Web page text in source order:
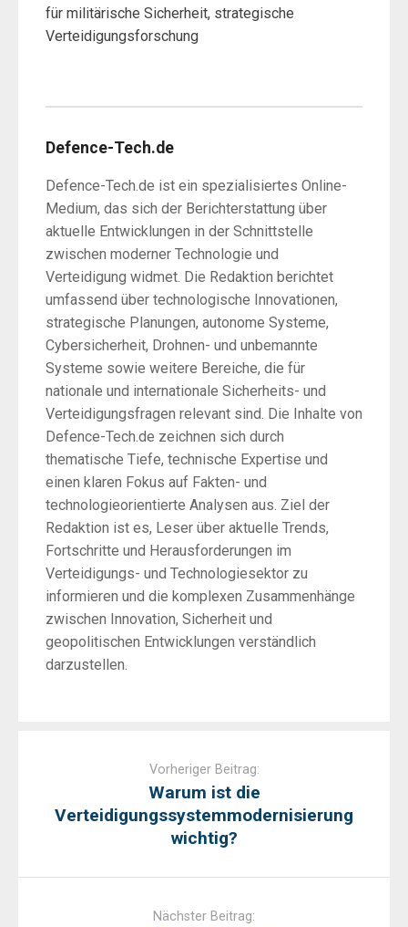
für militärische Sicherheit, strategische
Verteidigungsforschung
Defence-Tech.de
Defence-Tech.de ist ein spezialisiertes Online-
Medium, das sich der Berichterstattung über
aktuelle Entwicklungen in der Schnittstelle
zwischen moderner Technologie und
Verteidigung widmet. Die Redaktion berichtet
umfassend über technologische Innovationen,
strategische Planungen, autonome Systeme,
Cybersicherheit, Drohnen- und unbemannte
Systeme sowie weitere Bereiche, die für
nationale und internationale Sicherheits- und
Verteidigungsfragen relevant sind. Die Inhalte von
Defence-Tech.de zeichnen sich durch
thematische Tiefe, technische Expertise und
einen klaren Fokus auf Fakten- und
technologieorientierte Analysen aus. Ziel der
Redaktion ist es, Leser über aktuelle Trends,
Fortschritte und Herausforderungen im
Verteidigungs- und Technologiesektor zu
informieren und die komplexen Zusammenhänge
zwischen Innovation, Sicherheit und
geopolitischen Entwicklungen verständlich
darzustellen.
Vorheriger Beitrag:
Warum ist die
Verteidigungssystemmodernisierung
wichtig?
Nächster Beitrag: